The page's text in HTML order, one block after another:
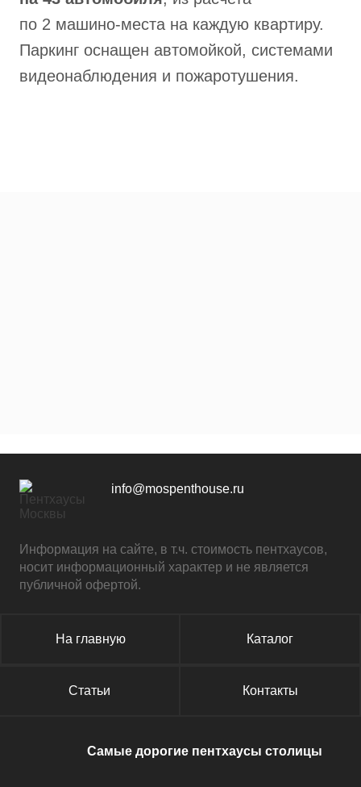
по 2 машино-места на каждую квартиру.
Паркинг оснащен автомойкой, системами
видеонаблюдения и пожаротушения.
info@mospenthouse.ru
Информация на сайте, в т.ч. стоимость пентхаусов,
носит информационный характер и не является
публичной офертой.
На главную Каталог
Статьи Контакты
Самые дорогие пентхаусы столицы